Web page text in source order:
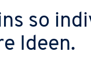
so
Ideen.